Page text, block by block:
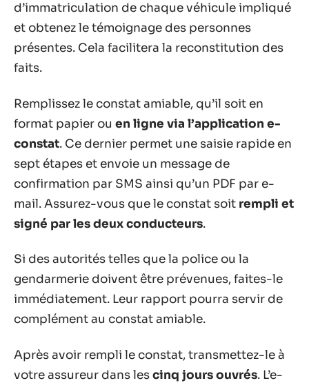
d’immatriculation de chaque véhicule impliqué
et obtenez le témoignage des personnes
présentes. Cela facilitera la reconstitution des
faits.
Remplissez le constat amiable, qu’il soit en
format papier ou en ligne via l’application e-
constat. Ce dernier permet une saisie rapide en
sept étapes et envoie un message de
confirmation par SMS ainsi qu’un PDF par e-
mail. Assurez-vous que le constat soit rempli et
signé par les deux conducteurs.
Si des autorités telles que la police ou la
gendarmerie doivent être prévenues, faites-le
immédiatement. Leur rapport pourra servir de
complément au constat amiable.
Après avoir rempli le constat, transmettez-le à
votre assureur dans lescinq jours ouvrés. L’e-